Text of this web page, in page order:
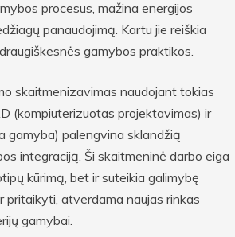
procesus, mažina energijos
panaudojimą. Kartu jie reiškia
gamybos praktikos.
skaitmenizavimas naudojant tokias
(kompiuterizuotas projektavimas) ir
gamyba) palengvina sklandžią
integraciją. Ši skaitmeninė darbo eiga
kūrimą, bet ir suteikia galimybę
pritaikyti, atverdama naujas rinkas
gamybai.